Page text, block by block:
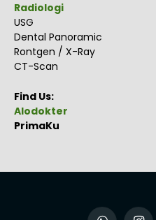
Radiologi
USG
Dental Panoramic
Rontgen / X-Ray
CT-Scan
Find Us:
Alodokter
PrimaKu